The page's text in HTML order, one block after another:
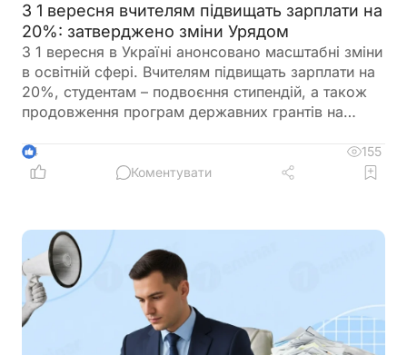
З 1 вересня вчителям підвищать зарплати на
20%: затверджено зміни Урядом
З 1 вересня в Україні анонсовано масштабні зміни
в освітній сфері. Вчителям підвищать зарплати на
20%, студентам – подвоєння стипендій, а також
продовження програм державних грантів на
праці педагогів, яка передбачає нові посадові
оклади та поступовий перехід від Єдиної тарифної
4
155
Коментувати